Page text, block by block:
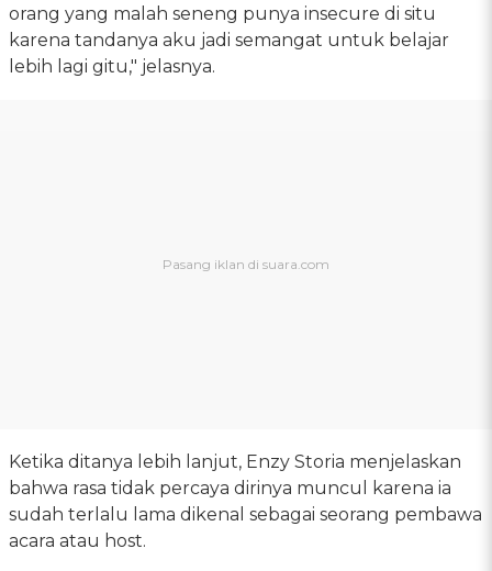
orang yang malah seneng punya insecure di situ
karena tandanya aku jadi semangat untuk belajar
lebih lagi gitu," jelasnya.
Ketika ditanya lebih lanjut, Enzy Storia menjelaskan
bahwa rasa tidak percaya dirinya muncul karena ia
sudah terlalu lama dikenal sebagai seorang pembawa
acara atau host.